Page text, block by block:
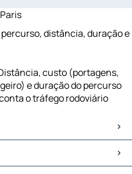
distância, duração e
custo (portagens,
e duração do percurso
o tráfego rodoviário